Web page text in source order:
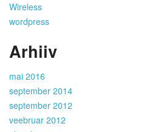
Wireless
wordpress
Arhiiv
mai 2016
september 2014
september 2012
veebruar 2012